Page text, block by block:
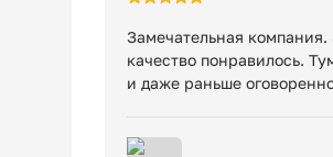
Замечательная
качество понравилось.
и даже раньше